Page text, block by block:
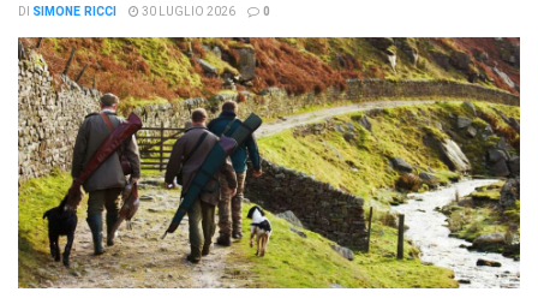
DI SIMONE RICCI 30 LUGLIO 2026 0